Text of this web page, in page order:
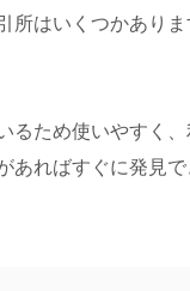
所はいくつかありま
るため使いやすく
あればすぐに発見で